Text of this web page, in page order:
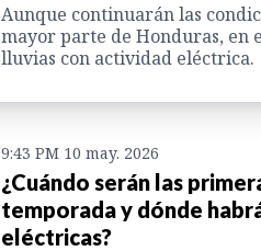
Aunque continuarán las
mayor parte de Honduras, en
lluvias con actividad eléctrica.
9:43 PM 10 may. 2026
¿Cuándo serán las
temporada y dónde
eléctricas?